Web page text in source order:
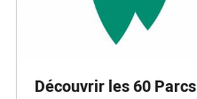
Découvrir les 60 Parcs